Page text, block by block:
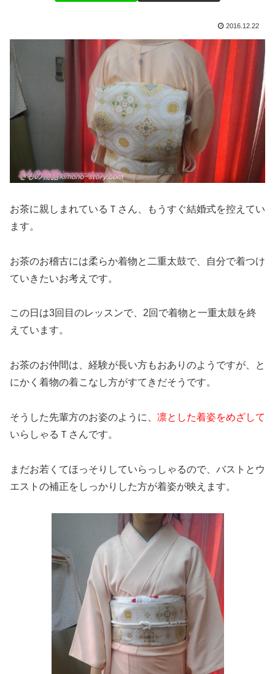
2016.12.22
お茶に親しまれているＴさん、もうすぐ結婚式を控えてい
ます。
お茶のお稽古には柔らか着物と二重太鼓で、自分で着つけ
ていきたいお考えです。
この日は3回目のレッスンで、2回で着物と一重太鼓を終
えています。
お茶のお仲間は、経験が長い方もおありのようですが、と
にかく着物の着こなし方がすてきだそうです。
そうした先輩方のお姿のように、 凛とした着姿をめざして
いらしゃるＴさんです。
まだお若くてほっそりしていらっしゃるので、バストとウ
エストの補正をしっかりした方が着姿が映えます。